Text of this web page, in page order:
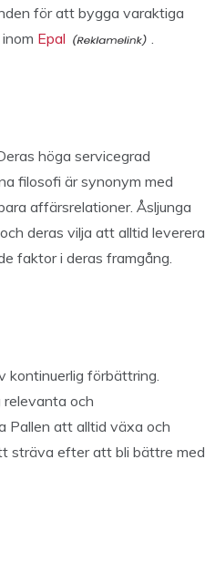
för att bygga varaktiga
Epal .
höga servicegrad
filosofi är synonym med
affärsrelationer. Åsljunga
deras vilja att alltid leverera
faktor i deras framgång.
kontinuerlig förbättring.
och
Pallen att alltid växa och
sträva efter att bli bättre med